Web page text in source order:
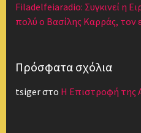
Filadelfeiaradio: Συγκινεί η
πολύ ο Βασίλης Καρράς, τον
Πρόσφατα σχόλια
tsigerστο Η Επιστροφή της